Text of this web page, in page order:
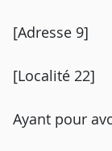
[Adresse 9]
[Localité 22]
Ayant pour